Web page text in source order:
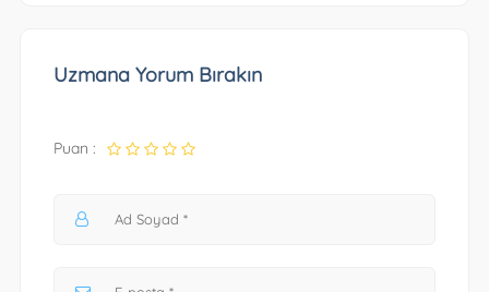
Uzmana Yorum Bırakın
Puan :